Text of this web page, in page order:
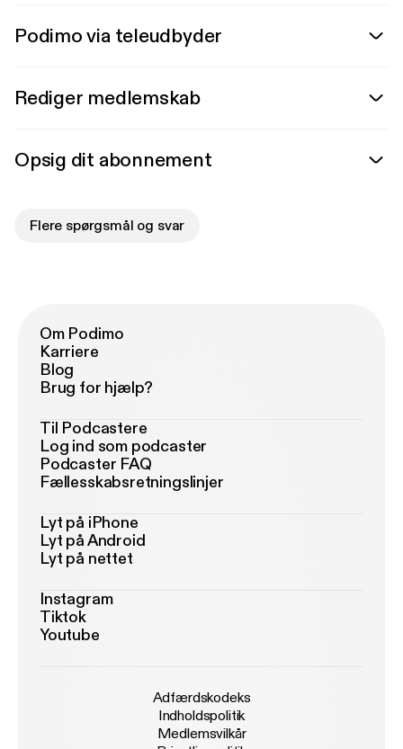
Podimo via teleudbyder
Rediger medlemskab
Opsig dit abonnement
Flere spørgsmål og svar
Om Podimo
Karriere
Blog
Brug for hjælp?
Til Podcastere
Log ind som podcaster
Podcaster FAQ
Fællesskabsretningslinjer
Lyt på iPhone
Lyt på Android
Lyt på nettet
Instagram
Tiktok
Youtube
Adfærdskodeks
Indholdspolitik
Medlemsvilkår